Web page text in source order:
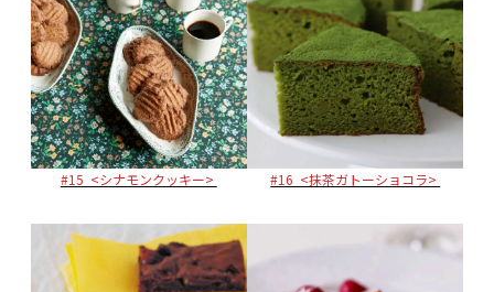
#15 <シナモンクッキー> #16 <抹茶ガトーショコラ>